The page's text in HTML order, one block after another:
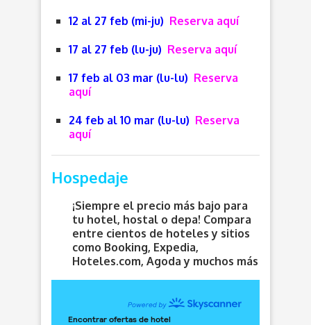
12 al 27 feb (mi-ju) Reserva aquí
17 al 27 feb (lu-ju) Reserva aquí
17 feb al 03 mar (lu-lu) Reserva
aquí
24 feb al 10 mar (lu-lu) Reserva
aquí
Hospedaje
¡Siempre el precio más bajo para
tu hotel, hostal o depa! Compara
entre cientos de hoteles y sitios
como Booking, Expedia,
Hoteles.com, Agoda y muchos más